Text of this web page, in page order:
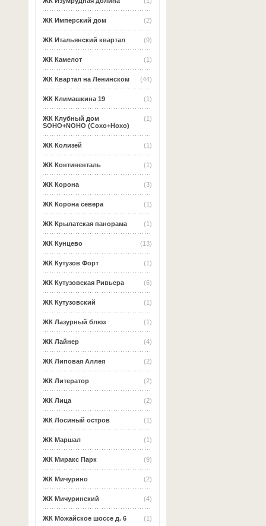
(2)
ЖК Имперский дом
(9)
ЖК Итальянский квартал
(1)
ЖК Камелот
(44)
ЖК Квартал на Ленинском
(1)
ЖК Климашкина 19
(1)
ЖК Клубный дом
SOHO+NOHO (Сохо+Нохо)
(1)
ЖК Колизей
(1)
ЖК Континенталь
(3)
ЖК Корона
(1)
ЖК Корона севера
(1)
ЖК Крылатская панорама
(13)
ЖК Кунцево
(1)
ЖК Кутузов Форт
(6)
ЖК Кутузовская Ривьера
(1)
ЖК Кутузовский
(1)
ЖК Лазурный блюз
(4)
ЖК Лайнер
(2)
ЖК Липовая Аллея
(2)
ЖК Литератор
(2)
ЖК Лица
(1)
ЖК Лосиный остров
(1)
ЖК Маршал
(9)
ЖК Миракс Парк
(2)
ЖК Мичурино
(4)
ЖК Мичуринский
(1)
ЖК Можайское шоссе д. 6